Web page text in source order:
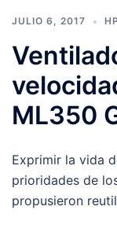
JULIO 6, 2017 HP
ML350
Exprimir la vida
prioridades de
propusieron